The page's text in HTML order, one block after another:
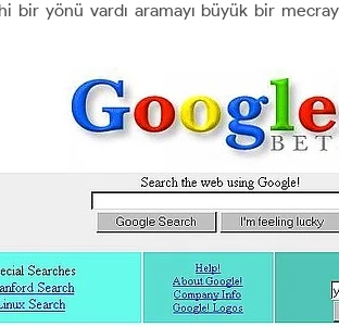
bir yönü vardı aramayı büyük bir